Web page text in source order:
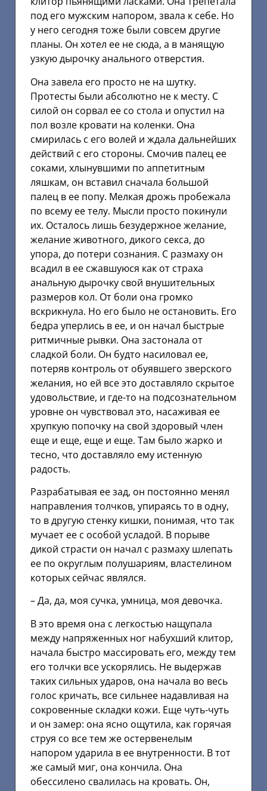
под его мужским напором, звала к себе. Но
у него сегодня тоже были совсем другие
планы. Он хотел ее не сюда, а в манящую
узкую дырочку анального отверстия.
Она завела его просто не на шутку.
Протесты были абсолютно не к месту. С
силой он сорвал ее со стола и опустил на
пол возле кровати на коленки. Она
смирилась с его волей и ждала дальнейших
действий с его стороны. Смочив палец ее
соками, хлынувшими по аппетитным
ляшкам, он вставил сначала большой
палец в ее попу. Мелкая дрожь пробежала
по всему ее телу. Мысли просто покинули
их. Осталось лишь безудержное желание,
желание животного, дикого секса, до
упора, до потери сознания. С размаху он
всадил в ее сжавшуюся как от страха
анальную дырочку свой внушительных
размеров кол. От боли она громко
вскрикнула. Но его было не остановить. Его
бедра уперлись в ее, и он начал быстрые
ритмичные рывки. Она застонала от
сладкой боли. Он будто насиловал ее,
потеряв контроль от обуявшего зверского
желания, но ей все это доставляло скрытое
удовольствие, и где-то на подсознательном
уровне он чувствовал это, насаживая ее
хрупкую попочку на свой здоровый член
еще и еще, еще и еще. Там было жарко и
тесно, что доставляло ему истенную
радость.
Разрабатывая ее зад, он постоянно менял
направления толчков, упираясь то в одну,
то в другую стенку кишки, понимая, что так
мучает ее с особой усладой. В порыве
дикой страсти он начал с размаху шлепать
ее по округлым полушариям, властелином
которых сейчас являлся.
– Да, да, моя сучка, умница, моя девочка.
В это время она с легкостью нащупала
между напряженных ног набухший клитор,
начала быстро массировать его, между тем
его толчки все ускорялись. Не выдержав
таких сильных ударов, она начала во весь
голос кричать, все сильнее надавливая на
сокровенные складки кожи. Еще чуть-чуть
и он замер: она ясно ощутила, как горячая
струя со все тем же остервенелым
напором ударила в ее внутренности. В тот
же самый миг, она кончила. Она
обессилено свалилась на кровать. Он,